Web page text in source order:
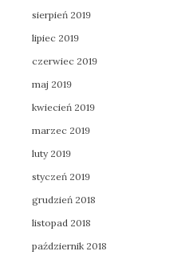
sierpień 2019
lipiec 2019
czerwiec 2019
maj 2019
kwiecień 2019
marzec 2019
luty 2019
styczeń 2019
grudzień 2018
listopad 2018
październik 2018